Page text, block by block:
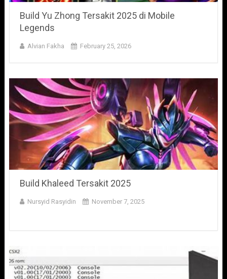
Build Yu Zhong Tersakit 2025 di Mobile
Legends
Alvian Fakha February 25, 2026
Build Khaleed Tersakit 2025
Nursyid Rasyidin November 7, 2025